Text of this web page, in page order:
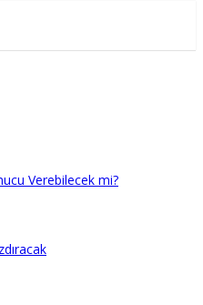
Verebilecek mi?